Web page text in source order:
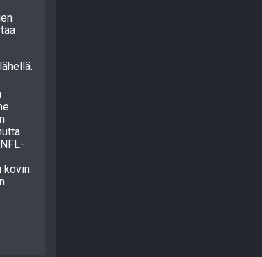
kovin